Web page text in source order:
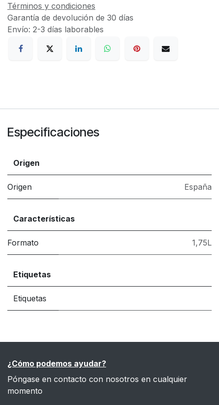
Términos y condiciones
Garantía de devolución de 30 días
Envío: 2-3 días laborables
Especificaciones
Origen
Origen España
Características
Formato 1,75L
Etiquetas
Etiquetas
¿Cómo podemos ayudar?
Póngase en contacto con nosotros en cualquier
momento